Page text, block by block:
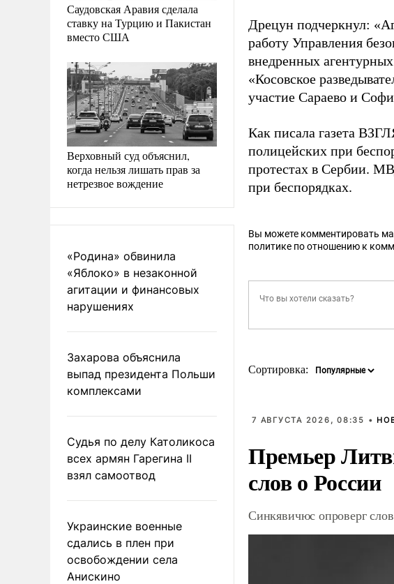
Саудовская Аравия сделала
ставку на Турцию и Пакистан
вместо США
Верховный суд объяснил,
когда нельзя лишать прав за
нетрезвое вождение
«Родина» обвинила
«Яблоко» в незаконной
агитации и финансовых
нарушениях
Захарова объяснила
выпад президента Польши
комплексами
Судья по делу Католикоса
всех армян Гарегина II
взял самоотвод
Украинские военные
сдались в плен при
освобождении села
Анискино
Дрецун подчеркнул:
работу Управления
внедренных
«Косовское
участие Сараево и
Как писала газета
полицейских при
протестах в Сербии.
при беспорядках.
Вы можете комментировать
политике по отношению к
Сортировка:
7 АВГУСТА 2026, 08:35 •
Премьер
слов о России
Синкявичюс опроверг